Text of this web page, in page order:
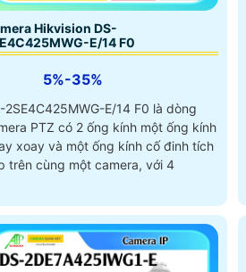
Hikvision DS-
E/14 F0
5%-35%
2SE4C425MWG-E/14 F0 là dòng
PTZ có 2 ống kính một ống kính
xoay và một ống kính cố đinh tích
trên cùng một camera, với 4